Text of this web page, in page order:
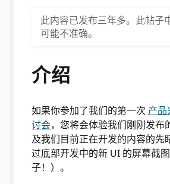
此内容已发布三年多。此帖子
可能不准确。
介绍
如果你参加了我们的第一次 产品
讨会，您将会体验我们刚刚发布
及我们目前正在开发的内容的先
过底部开发中的新 UI 的屏幕截
子！）。